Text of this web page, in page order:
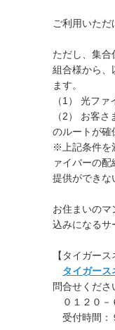
ご利用いただ
ただし、集合
組合様から、
ます。
（1） 光フ
（2） お客
のルートが確
※上記条件を
ァイバーの
提供ができな
お住まいのマ
込みになるサ
【タイガー
タイガース
問合せくださ
０１２０－
受付時間：